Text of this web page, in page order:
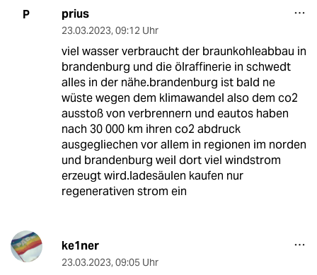
P prius
23.03.2023, 09:12 Uhr
viel wasser verbraucht der braunkohleabbau in
brandenburg und die ölraffinerie in schwedt
alles in der nähe.brandenburg ist bald ne
wüste wegen dem klimawandel also dem co2
ausstoß von verbrennern und eautos haben
nach 30 000 km ihren co2 abdruck
ausgegliechen vor allem in regionen im norden
und brandenburg weil dort viel windstrom
erzeugt wird.ladesäulen kaufen nur
regenerativen strom ein
ke1ner
23.03.2023, 09:05 Uhr